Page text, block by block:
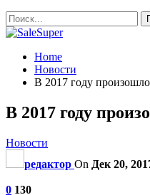
Home
Новости
В 2017 году
В 2017 году
Новости
редактор On Дек 20,
0 130